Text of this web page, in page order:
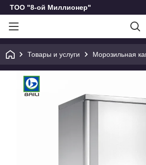
ТОО "8-ой Миллионер"
Товары и услуги Морозильная